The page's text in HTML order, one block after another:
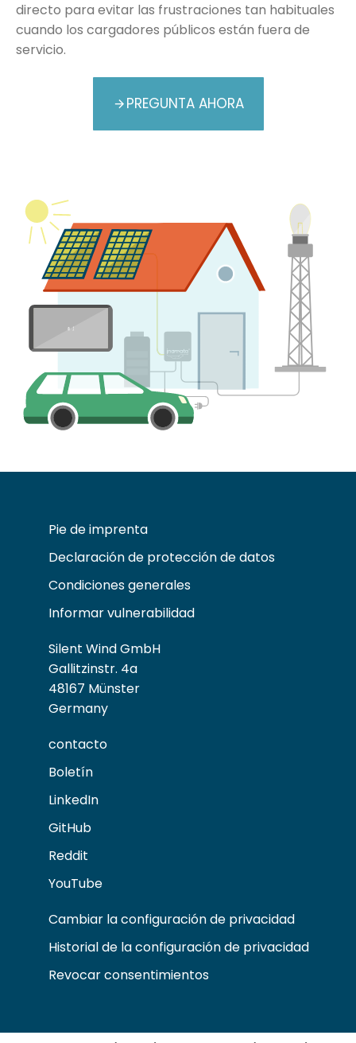
directo para evitar las frustraciones tan habituales
cuando los cargadores públicos están fuera de
servicio.
PREGUNTA AHORA
Pie de imprenta
Declaración de protección de datos
Condiciones generales
Informar vulnerabilidad
Silent Wind GmbH
Gallitzinstr. 4a
48167 Münster
Germany
contacto
Boletín
LinkedIn
GitHub
Reddit
YouTube
Cambiar la configuración de privacidad
Historial de la configuración de privacidad
Revocar consentimientos